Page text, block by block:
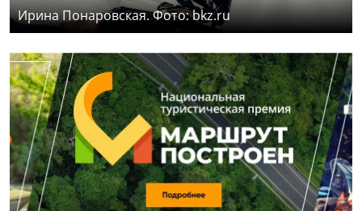
Ирина Понаровская. Фото: bkz.ru